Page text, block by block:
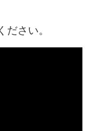
さい。